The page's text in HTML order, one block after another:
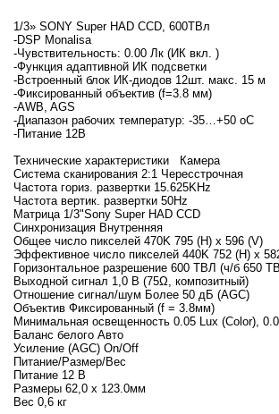
1/3» SONY Super HAD CCD, 600ТВл
-DSP Monalisa
-Чувствительность: 0.00 Лк (ИК вкл. )
-Функция адаптивной ИК подсветки
-Встроенный блок ИК-диодов 12шт. макс. 15 м
-Фиксированный объектив (f=3.8 мм)
-AWB, AGS
-Диапазон рабочих температур: -35…+50 оC
-Питание 12В
Технические характеристики Камера
Система сканирования 2:1 Чересстрочная
Частота гориз. развертки 15.625KHz
Частота вертик. развертки 50Hz
Матрица 1/3"Sony Super HAD CCD
Синхронизация Внутренняя
Общее число пикселей 470K 795 (H) x 596 (V)
Эффективное число пикселей 440K 752 (H) x
Горизонтальное разрешение 600 ТВЛ (ч/б 650
Выходной сигнал 1,0 В (75Ω, композитный)
Отношение сигнал/шум Более 50 дБ (AGC)
Объектив Фиксированный (f = 3.8мм)
Минимальная освещенность 0.05 Lux (Color),
Баланс белого Авто
Усиление (AGC) On/Off
Питание/Размер/Вес
Питание 12 В
Размеры 62,0 х 123.0мм
Вес 0,6 кг